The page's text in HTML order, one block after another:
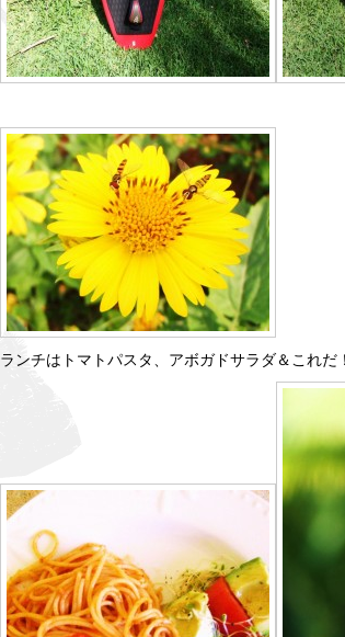
ランチはトマトパスタ、アボガドサラダ＆これだ